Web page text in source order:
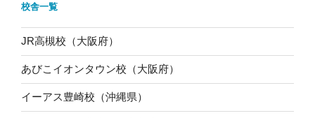
校舎一覧
JR高槻校（大阪府）
あびこイオンタウン校（大阪府）
イーアス豊崎校（沖縄県）